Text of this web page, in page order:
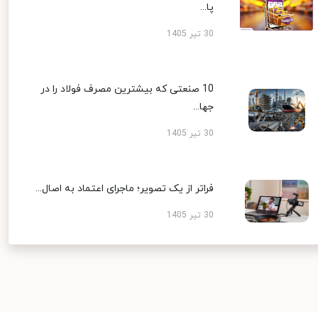
پا...
30 تیر 1405
10 صنعتی که بیشترین مصرف فولاد را در
جها...
30 تیر 1405
فراتر از یک تصویر؛ ماجرای اعتماد به اصال...
30 تیر 1405